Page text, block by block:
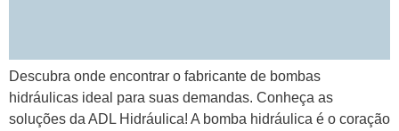
Descubra onde encontrar o fabricante de bombas
hidráulicas ideal para suas demandas. Conheça as
soluções da ADL Hidráulica! A bomba hidráulica é o coração